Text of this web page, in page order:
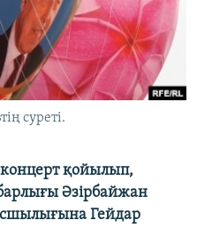
суреті.
концерт қойылып,
Әзірбайжан
Гейдар